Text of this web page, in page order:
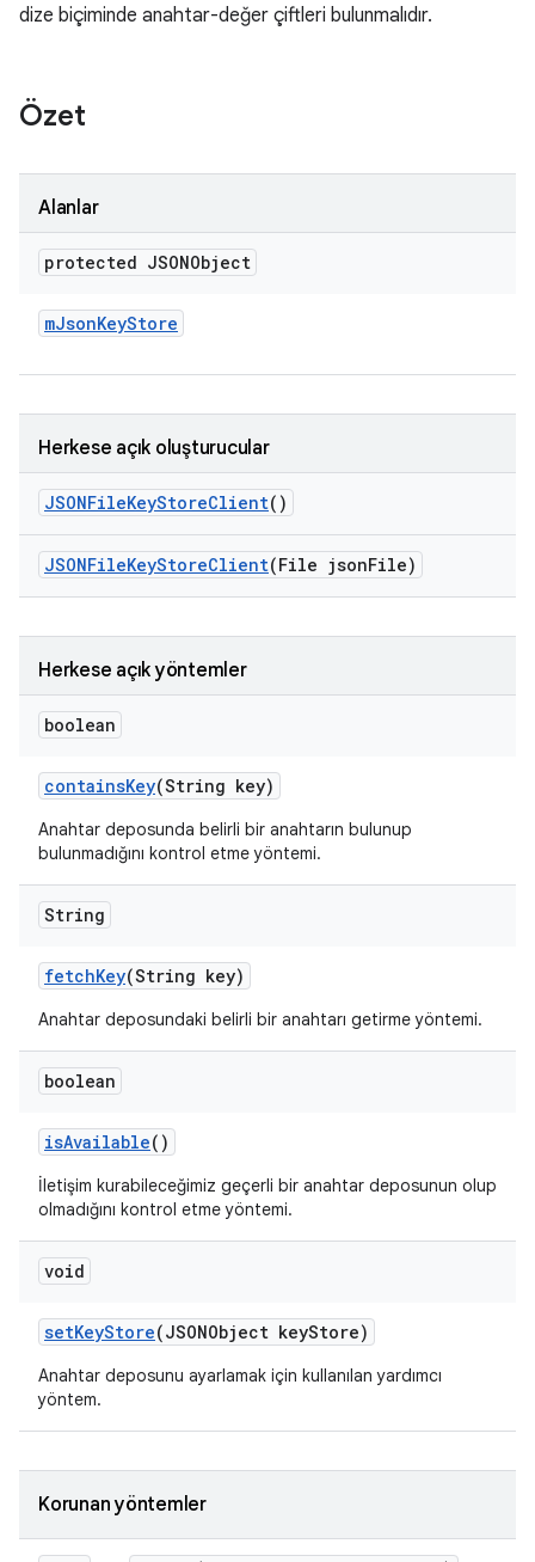
dize biçiminde anahtar-değer çiftleri bulunmalıdır.
Özet
Alanlar
protected JSONObject
mJsonKeyStore
Herkese açık oluşturucular
JSONFileKeyStoreClient()
JSONFileKeyStoreClient(File jsonFile)
Herkese açık yöntemler
boolean
containsKey(String key)
Anahtar deposunda belirli bir anahtarın bulunup
bulunmadığını kontrol etme yöntemi.
String
fetchKey(String key)
Anahtar deposundaki belirli bir anahtarı getirme yöntemi.
boolean
isAvailable()
İletişim kurabileceğimiz geçerli bir anahtar deposunun olup
olmadığını kontrol etme yöntemi.
void
setKeyStore(JSONObject keyStore)
Anahtar deposunu ayarlamak için kullanılan yardımcı
yöntem.
Korunan yöntemler